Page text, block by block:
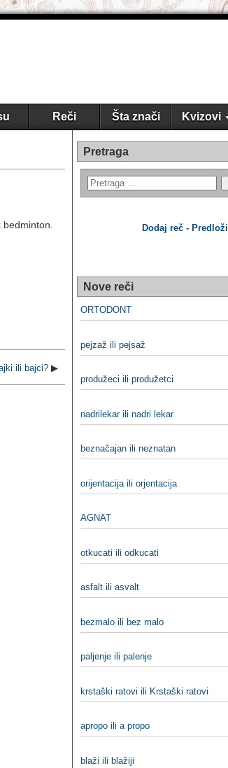
Reči Šta znači Kvizovi
ili bajci? ▶
Pretraga
Dodaj reč - Predloži
Nove reči
ORTODONT
pejzaž ili pejsaž
produžeci ili produžetci
nadrilekar ili nadri lekar
beznačajan ili neznatan
orijentacija ili orjentacija
AGNAT
otkucati ili odkucati
asfalt ili asvalt
bezmalo ili bez malo
paljenje ili palenje
krstaški ratovi ili Krstaški ratovi
apropo ili a propo
blaži ili blažiji